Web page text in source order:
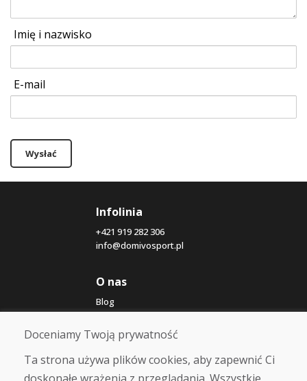
Imię i nazwisko
E-mail
Wysłać
Infolinia
+421 919 282 306
info@domivosport.pl
O nas
Blog
O nas
Sklep
Kontakt
Doceniamy Twoją prywatność
Ta strona używa plików cookies, aby zapewnić Ci